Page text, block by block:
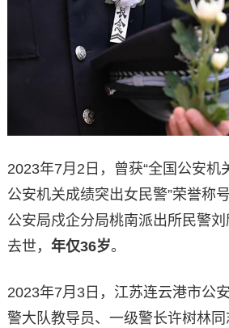
2023年7月2日，曾获“全国公安机
公安机关成绩突出女民警”荣誉称
公安局戍企分局桃南派出所民警
去世， 年仅36岁。
2023年7月3日，江苏连云港市公
警大队教导员、一级警长许树林